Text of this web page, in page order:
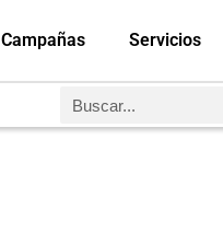
Campañas Servicios